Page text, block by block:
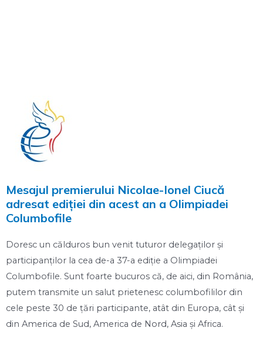
Mesajul premierului Nicolae-Ionel Ciucă
adresat ediției din acest an a Olimpiadei
Columbofile
Doresc un călduros bun venit tuturor delegaţilor şi
participanţilor la cea de-a 37-a ediţie a Olimpiadei
Columbofile. Sunt foarte bucuros că, de aici, din România,
putem transmite un salut prietenesc columbofililor din
cele peste 30 de ţări participante, atât din Europa, cât şi
din America de Sud, America de Nord, Asia şi Africa.